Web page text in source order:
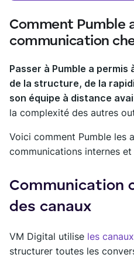
Comment Pumble
communication
Passer à Pumble a
de la structure, de la
son équipe à distance
la complexité des autres
Voici comment Pumble les
communications internes et
Communication
des canaux
VM Digital utilise les canaux
structurer toutes les